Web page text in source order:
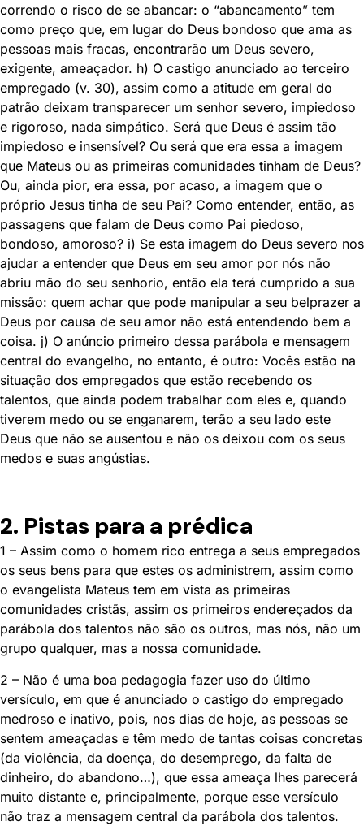
correndo o risco de se abancar: o “abancamento” tem
como preço que, em lugar do Deus bondoso que ama as
pessoas mais fracas, encontrarão um Deus severo,
exigente, ameaçador. h) O castigo anunciado ao terceiro
empregado (v. 30), assim como a atitude em geral do
patrão deixam transparecer um senhor severo, impiedoso
e rigoroso, nada simpático. Será que Deus é assim tão
impiedoso e insensível? Ou será que era essa a imagem
que Mateus ou as primeiras comunidades tinham de Deus?
Ou, ainda pior, era essa, por acaso, a imagem que o
próprio Jesus tinha de seu Pai? Como entender, então, as
passagens que falam de Deus como Pai piedoso,
bondoso, amoroso? i) Se esta imagem do Deus severo nos
ajudar a entender que Deus em seu amor por nós não
abriu mão do seu senhorio, então ela terá cumprido a sua
missão: quem achar que pode manipular a seu belprazer a
Deus por causa de seu amor não está entendendo bem a
coisa. j) O anúncio primeiro dessa parábola e mensagem
central do evangelho, no entanto, é outro: Vocês estão na
situação dos empregados que estão recebendo os
talentos, que ainda podem trabalhar com eles e, quando
tiverem medo ou se enganarem, terão a seu lado este
Deus que não se ausentou e não os deixou com os seus
medos e suas angústias.
2. Pistas para a prédica
1 – Assim como o homem rico entrega a seus empregados
os seus bens para que estes os administrem, assim como
o evangelista Mateus tem em vista as primeiras
comunidades cristãs, assim os primeiros endereçados da
parábola dos talentos não são os outros, mas nós, não um
grupo qualquer, mas a nossa comunidade.
2 – Não é uma boa pedagogia fazer uso do último
versículo, em que é anunciado o castigo do empregado
medroso e inativo, pois, nos dias de hoje, as pessoas se
sentem ameaçadas e têm medo de tantas coisas concretas
(da violência, da doença, do desemprego, da falta de
dinheiro, do abandono…), que essa ameaça lhes parecerá
muito distante e, principalmente, porque esse versículo
não traz a mensagem central da parábola dos talentos.